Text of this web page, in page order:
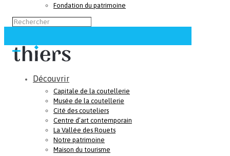
Fondation du patrimoine
Découvrir
Capitale de la coutellerie
Musée de la coutellerie
Cité des couteliers
Centre d’art contemporain
La Vallée des Rouets
Notre patrimoine
Maison du tourisme